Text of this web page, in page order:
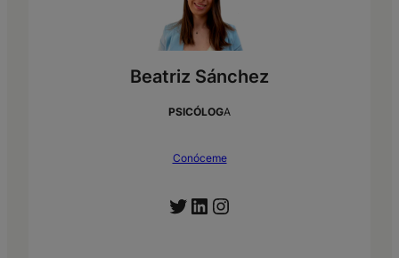
Beatriz Sánchez
PSICÓLOGA
Conóceme
Twitter LinkedIn Instagram